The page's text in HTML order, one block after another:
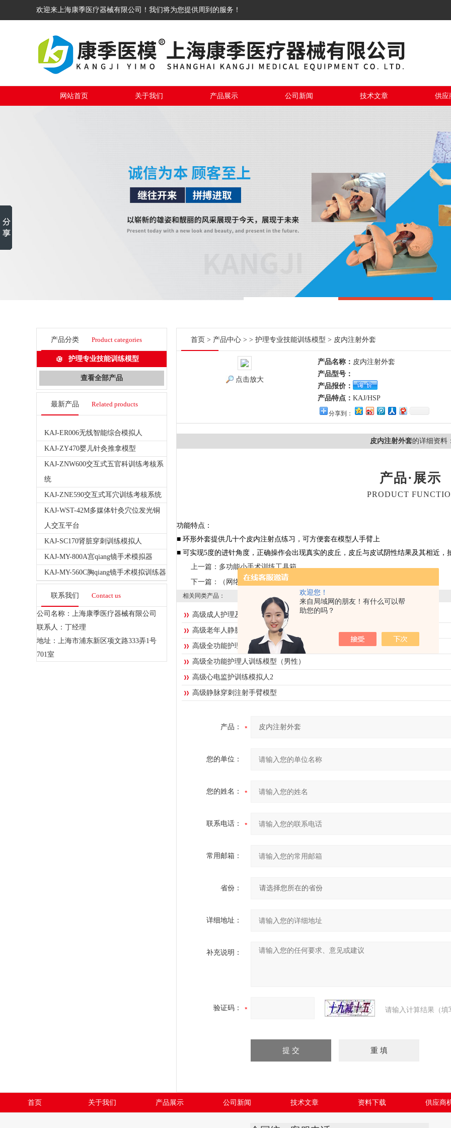
欢迎您！
来自局域网的朋友！有什么可以帮
助您的吗？
欢迎来上海康季医疗器械有限公司！我们将为您提供周到的服务！
网站首页 关于我们 产品展示 公司新闻 技术文章 供应
产品分类 Product categories
护理专业技能训练模型
查看全部产品
最新产品 Related products
KAJ-ER006无线智能综合模拟人
KAJ-ZY470婴儿针灸推拿模型
KAJ-ZNW600交互式五官科训练考核系
统
KAJ-ZNE590交互式耳穴训练考核系统
KAJ-WST-42M多媒体针灸穴位发光铜
人交互平台
KAJ-SC170肾脏穿刺训练模拟人
KAJ-MY-800A宫qiang镜手术模拟器
KAJ-MY-560C胸qiang镜手术模拟训练器
联系我们 Contact us
公司名称：上海康季医疗器械有限公司
联系人：丁经理
地址：上海市浦东新区项文路333弄1号
701室
首页 > 产品中心 > > 护理专业技能训练模型 > 皮内注射外套
点击放大
产品名称： 皮内注射外套
产品型号：
产品报价：
产品特点： KAJ/HSP
分享到：
皮内注射外套的详细资料
产品·展示
PRODUCT
功能特点：
■ 环形外套提供几十个皮内注射点练习，可方便套在模型人手臂上
■ 可实现5度的进针角度，正确操作会出现真实的皮丘，皮丘与皮试阴性结果及其相近，
上一篇： 多功能小手术训练工具箱
下一篇：
（网络版）智能化心肺检査和腹部检査教学系统3
相关同类产品：
高级成人护理及CPR模型人
高级老年人静脉穿刺训练手臂模型
高级全功能护理人训练模型（女性）
高级全功能护理人训练模型（男性）
高级心电监护训练模拟人2
高级静脉穿刺注射手臂模型
产品：
您的单位：
您的姓名：
联系电话：
常用邮箱：
省份：
详细地址：
补充说明：
验证码： 请输入计算结果（
首页 关于我们 产品展示 公司新闻 技术文章 资料下载 供应商